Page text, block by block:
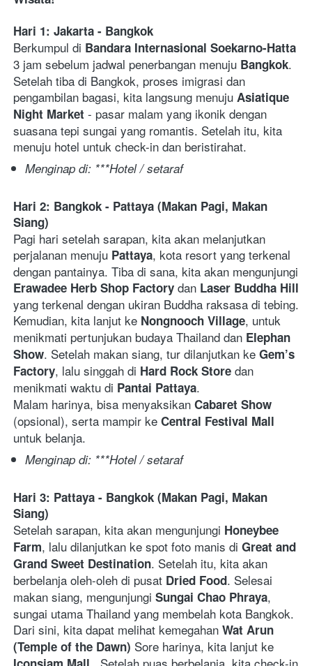
Hari 1: Jakarta - Bangkok
Berkumpul di
3 jam sebelum jadwal penerbangan menuju Bangkok.
Setelah tiba di Bangkok, proses imigrasi dan
pengambilan bagasi, kita langsung menuju Asiatique
Night Market - pasar malam yang ikonik dengan
suasana tepi sungai yang romantis. Setelah itu, kita
menuju hotel untuk check-in dan beristirahat.
Menginap di: ***Hotel / setaraf
Hari 2: Bangkok - Pattaya (Makan Pagi, Makan
Siang)
Pagi hari setelah sarapan, kita akan melanjutkan
perjalanan menuju Pattaya, kota resort yang terkenal
Erawadee Herb Shop Factory dan Laser Buddha Hill
yang terkenal dengan ukiran Buddha raksasa di tebing.
Kemudian, kita lanjut ke Nongnooch Village, untuk
menikmati pertunjukan budaya Thailand dan Elephan
Show. Setelah makan siang, tur dilanjutkan ke Gem’s
Factory, lalu singgah di Hard Rock Store dan
menikmati waktu di Pantai Pattaya.
Malam harinya, bisa menyaksikan
(opsional), serta mampir ke
untuk belanja.
Menginap di: ***Hotel / setaraf
Hari 3: Pattaya - Bangkok (Makan Pagi, Makan
Siang)
Setelah sarapan, kita akan mengunjungi Honeybee
Farm, lalu dilanjutkan ke spot foto manis di Great and
Grand Sweet Destination. Setelah itu, kita akan
berbelanja oleh-oleh di pusat Dried Food. Selesai
makan siang, mengunjungi Sungai Chao Phraya,
sungai utama Thailand yang membelah kota Bangkok.
Dari sini, kita dapat melihat kemegahan Wat Arun
(Temple of the Dawn)